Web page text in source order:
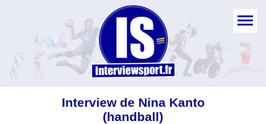
Interview de Nina Kanto
(handball)